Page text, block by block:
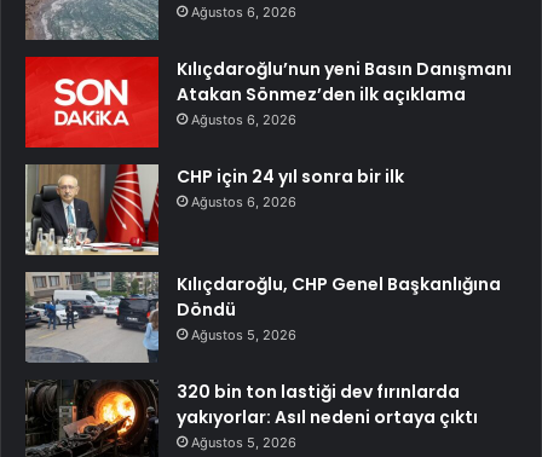
Ağustos 6, 2026
Kılıçdaroğlu’nun yeni Basın Danışmanı
Atakan Sönmez’den ilk açıklama
Ağustos 6, 2026
CHP için 24 yıl sonra bir ilk
Ağustos 6, 2026
Kılıçdaroğlu, CHP Genel Başkanlığına
Döndü
Ağustos 5, 2026
320 bin ton lastiği dev fırınlarda
yakıyorlar: Asıl nedeni ortaya çıktı
Ağustos 5, 2026